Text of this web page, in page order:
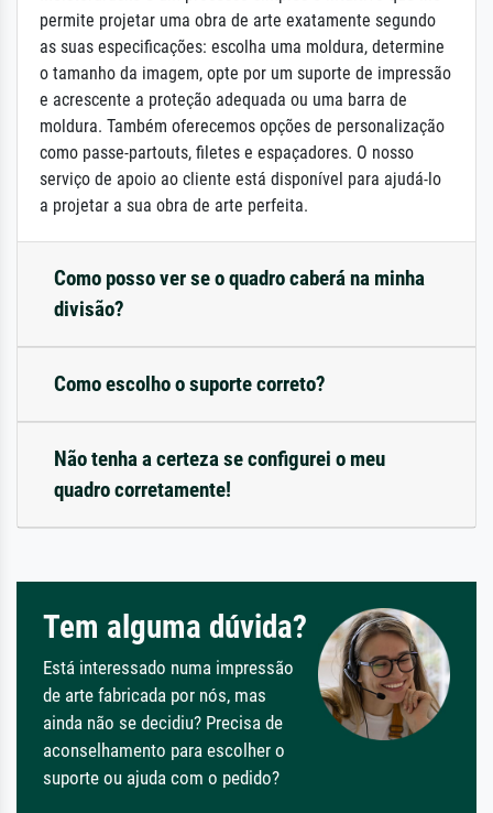
permite projetar uma obra de arte exatamente segundo
as suas especificações: escolha uma moldura, determine
o tamanho da imagem, opte por um suporte de impressão
e acrescente a proteção adequada ou uma barra de
moldura. Também oferecemos opções de personalização
como passe-partouts, filetes e espaçadores. O nosso
serviço de apoio ao cliente está disponível para ajudá-lo
a projetar a sua obra de arte perfeita.
Como posso ver se o quadro caberá na minha
divisão?
Como escolho o suporte correto?
Não tenha a certeza se configurei o meu
quadro corretamente!
Tem alguma dúvida?
Está interessado numa impressão
de arte fabricada por nós, mas
ainda não se decidiu? Precisa de
aconselhamento para escolher o
suporte ou ajuda com o pedido?